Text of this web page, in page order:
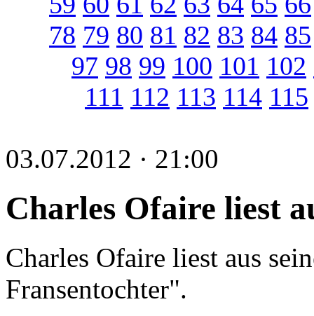
78 79 80 81 82 83 84 85
97 98 99 100 101 102
111 112 113 114 115
03.07.2012 · 21:00
Charles Ofaire liest
Charles Ofaire liest aus
Fransentochter".